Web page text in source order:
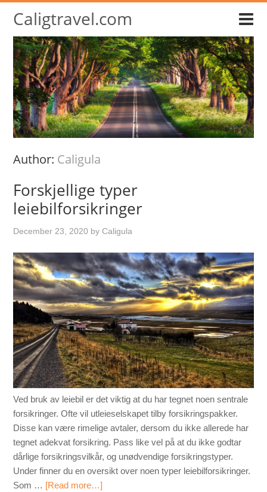
Caligtravel.com
Author: Caligula
Forskjellige typer
leiebilforsikringer
December 23, 2020 byCaligula
Ved bruk av leiebil er det viktig at du har tegnet noen sentrale
forsikringer. Ofte vil utleieselskapet tilby forsikringspakker.
Disse kan være rimelige avtaler, dersom du ikke allerede har
tegnet adekvat forsikring. Pass like vel på at du ikke godtar
dårlige forsikringsvilkår, og unødvendige forsikringstyper.
Under finner du en oversikt over noen typer leiebilforsikringer.
Som … [Read more…]